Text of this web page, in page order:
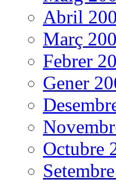
Abril
Març
Febrer
Gener
Octubre